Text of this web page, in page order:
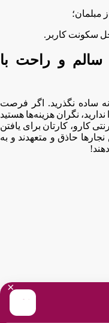
مبلمان؛
سکونت کاربر.
و راحت با
ساده نگذرید. اگر فرصت
نگران هزینه‌ها هستید
کارو، کارتان برای یافتن
حاذق و متعهدند و به
×